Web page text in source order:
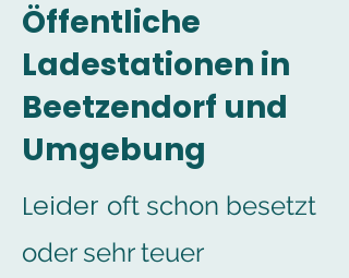
Öffentliche
Ladestationen in
Beetzendorf und
Umgebung
Leider oft schon besetzt
oder sehr teuer